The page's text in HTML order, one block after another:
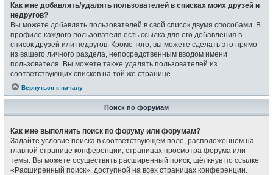
Как мне добавлять/удалять пользователей в списках моих друзей и
недругов?
Вы можете добавлять пользователей в свой список двумя способами. В
профиле каждого пользователя есть ссылка для его добавления в
список друзей или недругов. Кроме того, вы можете сделать это прямо
из вашего личного раздела, непосредственным вводом имени
пользователя. Вы можете также удалять пользователей из
соответствующих списков на той же странице.
Вернуться к началу
Поиск по форумам
Как мне выполнить поиск по форуму или форумам?
Задайте условие поиска в соответствующем поле, расположенном на
главной странице конференции, страницах просмотра форума или
темы. Вы можете осуществить расширенный поиск, щёлкнув по ссылке
«Расширенный поиск», доступной на всех страницах конференции.